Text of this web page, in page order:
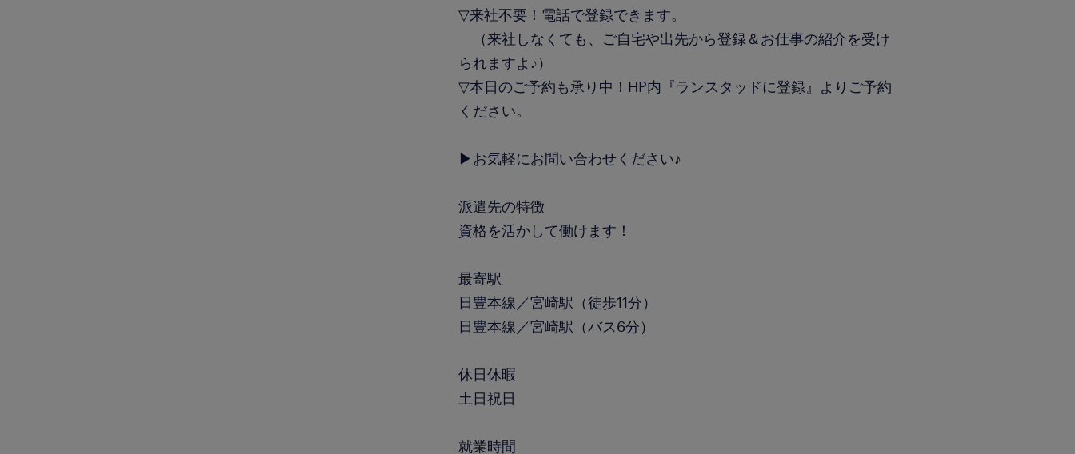
▽来社不要！電話で登録できます。
（来社しなくても、ご自宅や出先から登録＆お仕事の紹介を受け
られますよ♪）
▽本日のご予約も承り中！HP内『ランスタッドに登録』よりご予約
ください。
▶お気軽にお問い合わせください♪
派遣先の特徴
資格を活かして働けます！
最寄駅
日豊本線／宮崎駅（徒歩11分）
日豊本線／宮崎駅（バス6分）
休日休暇
土日祝日
就業時間